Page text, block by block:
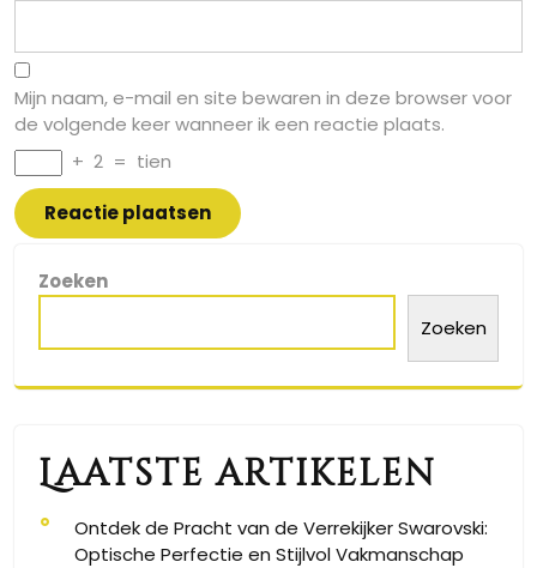
Mijn naam, e-mail en site bewaren in deze browser voor
de volgende keer wanneer ik een reactie plaats.
+ 2 = tien
Zoeken
Zoeken
Laatste artikelen
Ontdek de Pracht van de Verrekijker Swarovski:
Optische Perfectie en Stijlvol Vakmanschap